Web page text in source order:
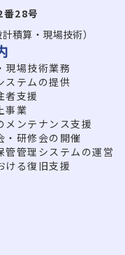
28号
・現場技術）
現場技術業務
ステムの提供
者支援
事業
メンテナンス支援
・研修会の開催
管管理システムの運営
ける復旧支援